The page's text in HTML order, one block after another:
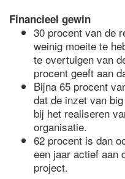
Financieel gewin
30 procent van de
weinig moeite te
te overtuigen van
procent geeft aan
Bijna 65 procent
dat de inzet van
bij het realiseren
organisatie.
62 procent is dan
een jaar actief aan
project.